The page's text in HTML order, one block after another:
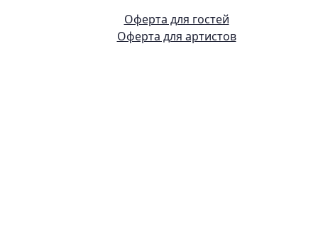
Оферта для гостей
Оферта для артистов